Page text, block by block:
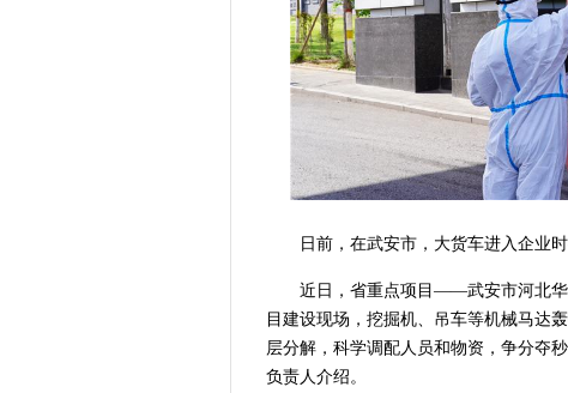
日前，在武安市，大货车进入企业
近日，省重点项目——武安市河北华
目建设现场，挖掘机、吊车等机械马
层分解，科学调配人员和物资，争分夺
负责人介绍。